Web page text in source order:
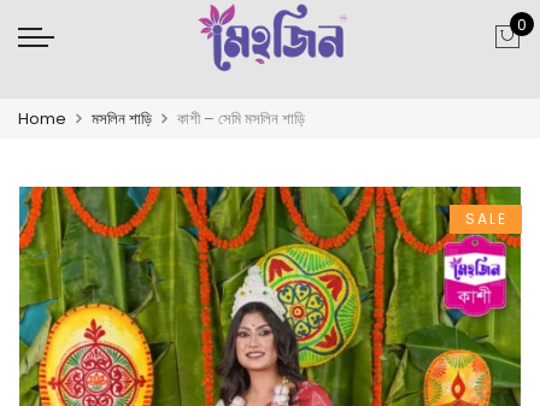
0
Home মসলিন শাড়ি কাশী – সেমি মসলিন শাড়ি
SALE